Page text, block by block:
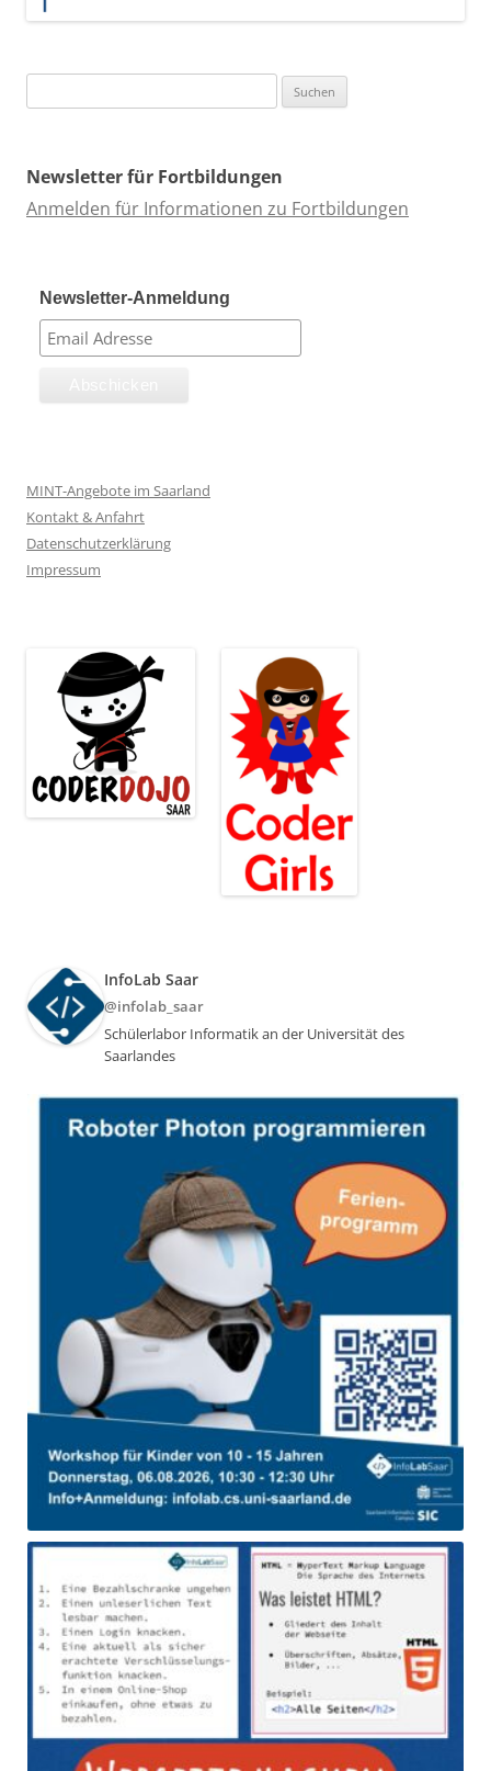
nach:
Newsletter für Fortbildungen
Anmelden für Informationen zu Fortbildungen
Newsletter-Anmeldung
MINT-Angebote im Saarland
Kontakt & Anfahrt
Datenschutzerklärung
Impressum
InfoLab Saar
@infolab_saar
Schülerlabor Informatik an der Universität des
Saarlandes